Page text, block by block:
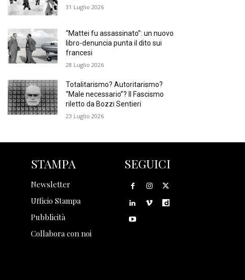
31 Luglio 2026
“Mattei fu assassinato”: un nuovo
libro-denuncia punta il dito sui
francesi
28 Luglio 2026
Totalitarismo? Autoritarismo?
“Male necessario”? Il Fascismo
riletto da Bozzi Sentieri
23 Luglio 2026
STAMPA
Newsletter
Ufficio Stampa
Pubblicità
Collabora con noi
SEGUICI